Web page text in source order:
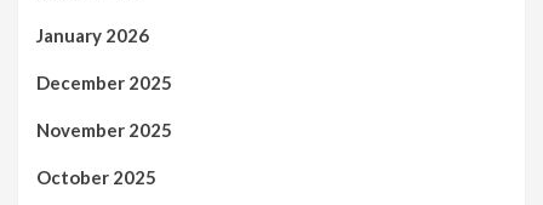
January 2026
December 2025
November 2025
October 2025